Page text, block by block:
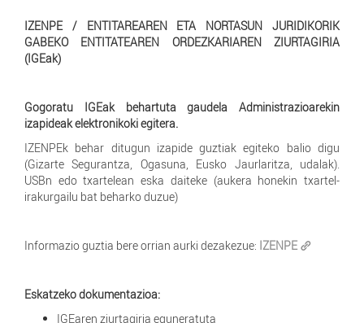
IZENPE / ENTITAREAREN ETA NORTASUN JURIDIKORIK
GABEKO ENTITATEAREN ORDEZKARIAREN ZIURTAGIRIA
(IGEak)
Gogoratu IGEak behartuta gaudela Administrazioarekin
izapideak elektronikoki egitera.
IZENPEk behar ditugun izapide guztiak egiteko balio digu
(Gizarte Segurantza, Ogasuna, Eusko Jaurlaritza, udalak).
USBn edo txartelean eska daiteke (aukera honekin txartel-
irakurgailu bat beharko duzue)
Informazio guztia bere orrian aurki dezakezue: IZENPE
Eskatzeko dokumentazioa:
IGEaren ziurtagiria eguneratuta